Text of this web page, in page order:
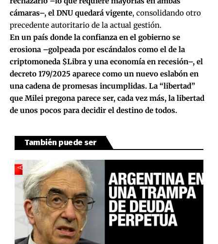
cámaras–, el DNU quedará vigente, consolidando otro
precedente autoritario de la actual gestión.
En un país donde la confianza en el gobierno se
erosiona –golpeada por escándalos como el de la
criptomoneda $Libra y una economía en recesión–, el
decreto 179/2025 aparece como un nuevo eslabón en
una cadena de promesas incumplidas. La “libertad”
que Milei pregona parece ser, cada vez más, la libertad
de unos pocos para decidir el destino de todos.
También puede ser